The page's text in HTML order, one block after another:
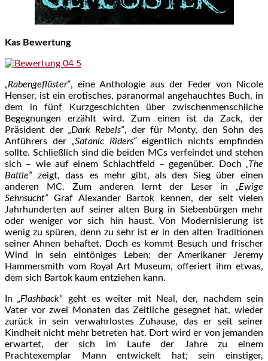
Kas Bewertung
„Rabengeflüster“, eine Anthologie aus der Feder von Nicole
Henser, ist ein erotisches, paranormal angehauchtes Buch, in
dem in fünf Kurzgeschichten über zwischenmenschliche
Begegnungen erzählt wird. Zum einen ist da Zack, der
Präsident der „Dark Rebels“, der für Monty, den Sohn des
Anführers der„Satanic Riders“ eigentlich nichts empfinden
sollte. Schließlich sind die beiden MCs verfeindet und stehen
sich – wie auf einem Schlachtfeld – gegenüber. Doch „The
Battle“ zeigt, dass es mehr gibt, als den Sieg über einen
anderen MC. Zum anderen lernt der Leser in „Ewige
Sehnsucht“ Graf Alexander Bartok kennen, der seit vielen
Jahrhunderten auf seiner alten Burg in Siebenbürgen mehr
oder weniger vor sich hin haust. Von Modernisierung ist
wenig zu spüren, denn zu sehr ist er in den alten Traditionen
seiner Ahnen behaftet. Doch es kommt Besuch und frischer
Wind in sein eintöniges Leben; der Amerikaner Jeremy
Hammersmith vom Royal Art Museum, offeriert ihm etwas,
dem sich Bartok kaum entziehen kann.
In„Flashback“ geht es weiter mit Neal, der, nachdem sein
Vater vor zwei Monaten das Zeitliche gesegnet hat, wieder
zurück in sein verwahrlostes Zuhause, das er seit seiner
Kindheit nicht mehr betreten hat. Dort wird er von jemanden
erwartet, der sich im Laufe der Jahre zu einem
Prachtexemplar Mann entwickelt hat; sein einstiger,